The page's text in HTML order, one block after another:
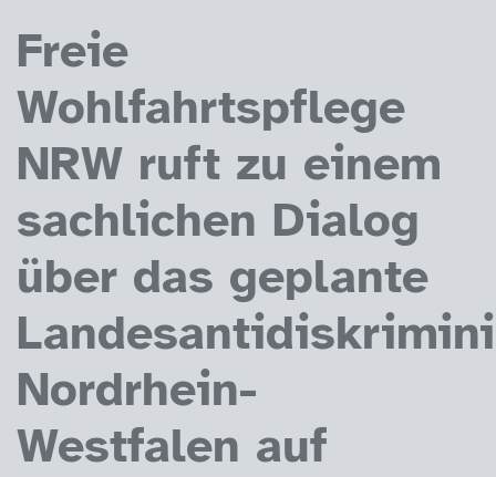
Freie
Wohlfahrtspflege
NRW ruft zu einem
sachlichen Dialog
über das geplante
Nordrhein-
Westfalen auf